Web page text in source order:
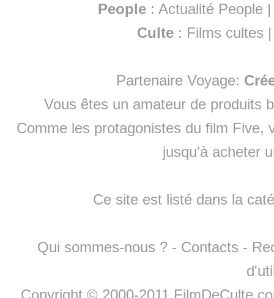
People :Actualité People
Culte : Films cultes
Partenaire Voyage:
Vous êtes un amateur de produits
Comme les protagonistes du film Five,
jusqu'à acheter
Ce site est listé dans la
Qui sommes-nous ? - Contacts -
Copyright © 2000-2011